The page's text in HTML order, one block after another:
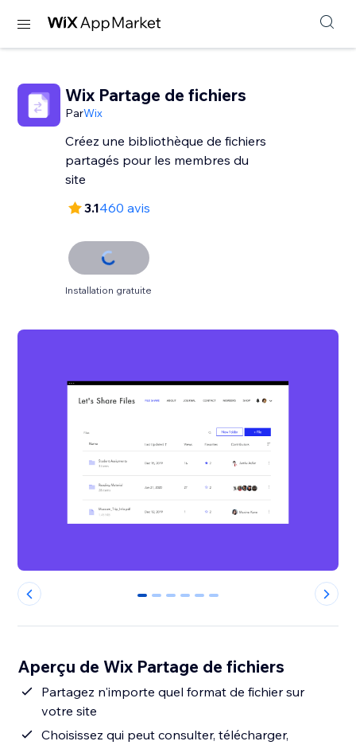
Wix Partage de fichiers
ParWix
Créez une bibliothèque de fichiers
partagés pour les membres du
site
3.1460 avis
Installation gratuite
0 1 2 3 4 5
Aperçu de Wix Partage de fichiers
Partagez n'importe quel format de fichier sur
votre site
Choisissez qui peut consulter, télécharger,